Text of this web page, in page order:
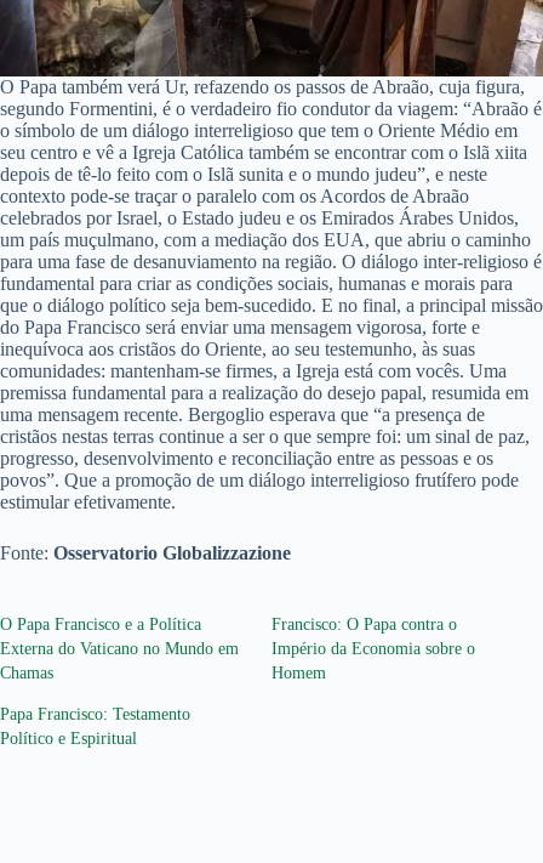
O Papa também verá Ur, refazendo os passos de Abraão, cuja figura,
segundo Formentini, é o verdadeiro fio condutor da viagem: “Abraão é
o símbolo de um diálogo interreligioso que tem o Oriente Médio em
seu centro e vê a Igreja Católica também se encontrar com o Islã xiita
depois de tê-lo feito com o Islã sunita e o mundo judeu”, e neste
contexto pode-se traçar o paralelo com os Acordos de Abraão
celebrados por Israel, o Estado judeu e os Emirados Árabes Unidos,
um país muçulmano, com a mediação dos EUA, que abriu o caminho
para uma fase de desanuviamento na região. O diálogo inter-religioso é
fundamental para criar as condições sociais, humanas e morais para
que o diálogo político seja bem-sucedido. E no final, a principal missão
do Papa Francisco será enviar uma mensagem vigorosa, forte e
inequívoca aos cristãos do Oriente, ao seu testemunho, às suas
comunidades: mantenham-se firmes, a Igreja está com vocês. Uma
premissa fundamental para a realização do desejo papal, resumida em
uma mensagem recente. Bergoglio esperava que “a presença de
cristãos nestas terras continue a ser o que sempre foi: um sinal de paz,
progresso, desenvolvimento e reconciliação entre as pessoas e os
povos”. Que a promoção de um diálogo interreligioso frutífero pode
estimular efetivamente.
Fonte: Osservatorio Globalizzazione
O Papa Francisco e a Política
Externa do Vaticano no Mundo em
Chamas
Francisco: O Papa contra o
Império da Economia sobre o
Homem
Papa Francisco: Testamento
Político e Espiritual